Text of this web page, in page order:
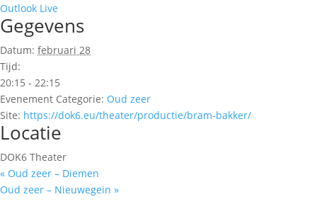
Outlook Live
Gegevens
Datum: februari 28
Tijd:
20:15 - 22:15
Evenement Categorie: Oud zeer
Site: https://dok6.eu/theater/productie/bram-bakker/
Locatie
DOK6 Theater
« Oud zeer – Diemen
Oud zeer – Nieuwegein »